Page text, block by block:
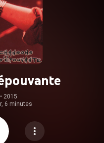
• 2015
6 minutes